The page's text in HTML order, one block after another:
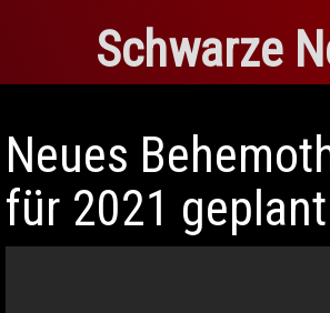
Schwarze
Neues
für 2021 geplant